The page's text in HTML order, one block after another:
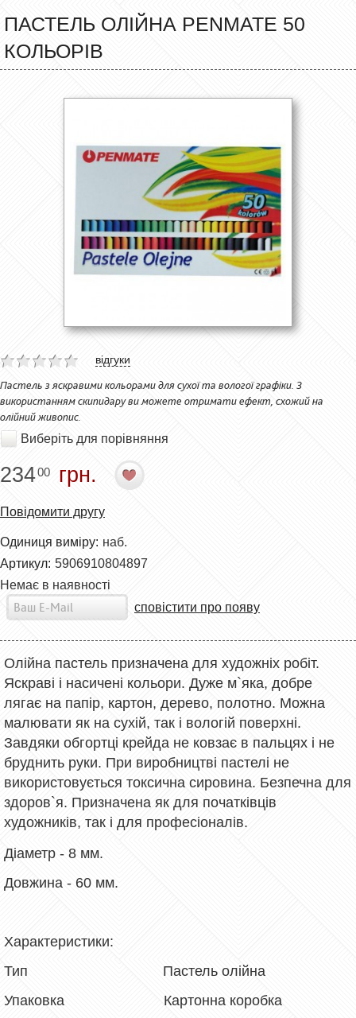
ПАСТЕЛЬ ОЛІЙНА PENMATE 50
КОЛЬОРІВ
відгуки
Пастель з яскравими кольорами для сухої та вологої графіки. З
використанням скипидару ви можете отримати ефект, схожий на
олійний живопис.
Виберіть для порівняння
23400 грн.
Повідомити другу
Одиниця виміру: наб.
Артикул: 5906910804897
Немає в наявності
сповістити про появу
Олійна пастель призначена для художніх робіт.
Яскраві і насичені кольори. Дуже м`яка, добре
лягає на папір, картон, дерево, полотно. Можна
малювати як на сухій, так і вологій поверхні.
Завдяки обгортці крейда не ковзає в пальцях і не
бруднить руки. При виробництві пастелі не
використовується токсична сировина. Безпечна для
здоров`я. Призначена як для початківців
художників, так і для професіоналів.
Діаметр - 8 мм.
Довжина - 60 мм.
Характеристики:
Тип Пастель олійна
Упаковка Картонна коробка